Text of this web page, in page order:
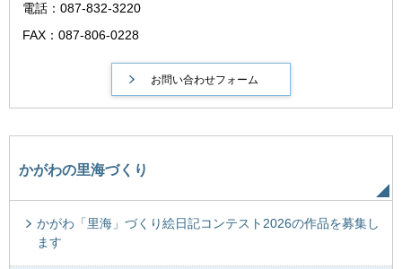
電話：087-832-3220
FAX：087-806-0228
かがわの里海づくり
かがわ「里海」づくり絵日記コンテスト2026の作品を募集し
ます